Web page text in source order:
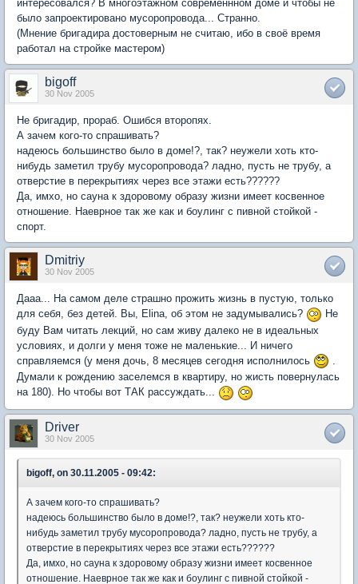
интересовался? В многоэтажном современнном доме и чтобы не
было запроектировано мусоропровода... Странно.
(Мнение бригадира достоверным не считаю, ибо в своё время
работал на стройке мастером)
bigoff
30 Nov 2005
Не бригадир, прораб. Ошибся второпях.
А зачем кого-то спрашивать?
надеюсь большинство было в доме!?, так? неужели хоть кто-
нибудь заметил трубу мусоропровода? ладно, пусть не трубу, а
отверстие в перекрытиях через все этажи есть??????
Да, имхо, но сауна к здоровому образу жизни имеет косвенное
отношение. Наеврное так же как и боулинг с пивной стойкой -
спорт.
Dmitriy
30 Nov 2005
Дааа... На самом деле страшно прожить жизнь в пустую, только
для себя, без детей. Вы, Elina, об этом не задумывались?
Не
буду Вам читать лекций, но сам живу далеко не в идеальных
условиях, и долги у меня тоже не маленькие... И ничего
справляемся (у меня дочь, 8 месяцев сегодня исполнилось
Думали к рождению заселемся в квартиру, но жисть повернулась
на 180). Но чтобы вот ТАК рассуждать...
Driver
30 Nov 2005
bigoff, on 30.11.2005 - 09:42:
А зачем кого-то спрашивать?
надеюсь большинство было в доме!?, так? неужели хоть кто-
нибудь заметил трубу мусоропровода? ладно, пусть не трубу, а
отверстие в перекрытиях через все этажи есть??????
Да, имхо, но сауна к здоровому образу жизни имеет косвенное
отношение. Наеврное так же как и боулинг с пивной стойкой -